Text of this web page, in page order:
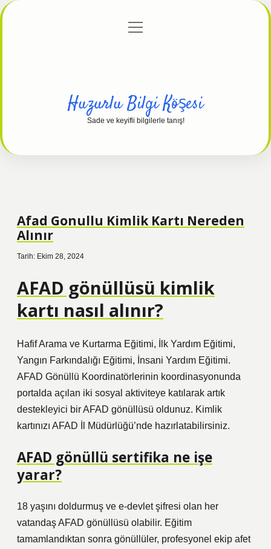
Gizlilik Politikası
menüyü
Huzurlu Bilgi Köşesi
Sade ve keyifli bilgilerle tanış!
Afad Gonullu Kimlik Kartı Nereden
Alınır
Tarih: Ekim 28, 2024
AFAD gönüllüsü kimlik
kartı nasıl alınır?
Hafif Arama ve Kurtarma Eğitimi, İlk Yardım Eğitimi,
Yangın Farkındalığı Eğitimi, İnsani Yardım Eğitimi.
AFAD Gönüllü Koordinatörlerinin koordinasyonunda
portalda açılan iki sosyal aktiviteye katılarak artık
destekleyici bir AFAD gönüllüsü oldunuz. Kimlik
kartınızı AFAD İl Müdürlüğü’nde hazırlatabilirsiniz.
AFAD gönüllü sertifika ne işe
yarar?
18 yaşını doldurmuş ve e-devlet şifresi olan her
vatandaş AFAD gönüllüsü olabilir. Eğitim
tamamlandıktan sonra gönüllüler, profesyonel ekip afet